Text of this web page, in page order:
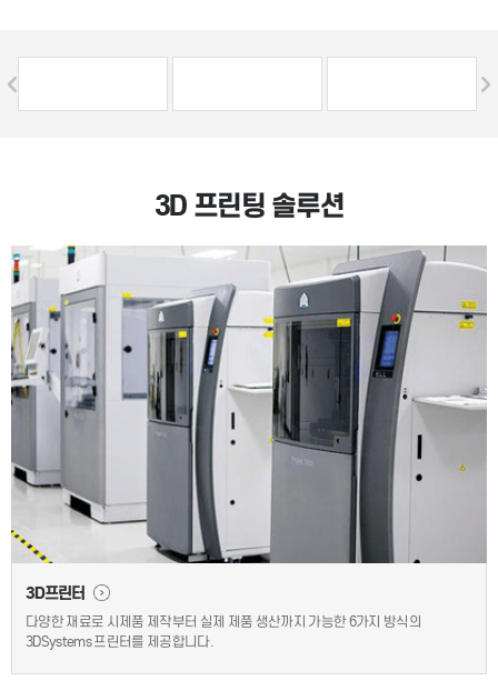
3D 프린팅 솔루션
3D프린터
다양한 재료로 시제품 제작부터 실제 제품 생산까지 가능한6가지 방식의
3DSystems 프린터를 제공합니다.